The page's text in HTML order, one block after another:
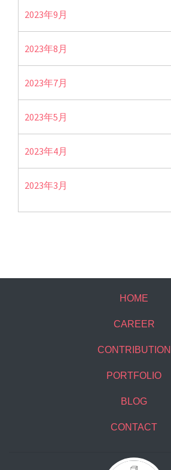
2023年9月
2023年8月
2023年7月
2023年5月
2023年4月
2023年3月
HOME
CAREER
CONTRIBUTION
PORTFOLIO
BLOG
CONTACT